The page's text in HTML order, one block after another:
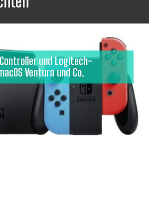
und Logitech-
Ventura und Co.